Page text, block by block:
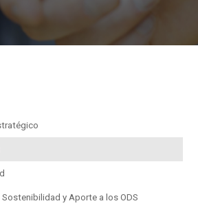
Sostenibilidad y Aporte a los ODS